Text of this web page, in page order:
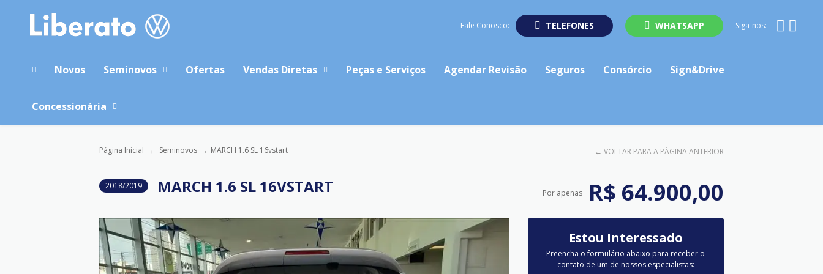
Fale Conosco: TELEFONES WHATSAPP Siga-nos:
Novos Seminovos Ofertas Vendas Diretas Peças e Serviços Agendar Revisão Seguros Consórcio Sign&Drive
Concessionária
Página Inicial Seminovos MARCH 1.6 SL 16vstart ← VOLTAR PARA A PÁGINA ANTERIOR
2018/2019 MARCH 1.6 SL 16VSTART Por apenas R$ 64.900,00
Estou Interessado
Preencha o formulário abaixo para receber o
contato de um de nossos especialistas: